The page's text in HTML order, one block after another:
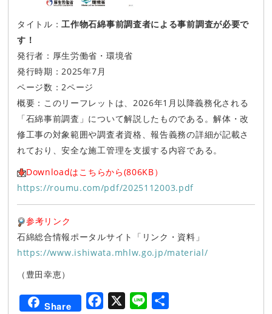
タイトル：工作物石綿事前調査者による事前調査が必要で
す！
発行者：厚生労働省・環境省
発行時期：2025年7月
ページ数：2ページ
概要：このリーフレットは、2026年1月以降義務化される
「石綿事前調査」について解説したものである。解体・改
修工事の対象範囲や調査者資格、報告義務の詳細が記載さ
れており、安全な施工管理を支援する内容である。
Downloadはこちらから(806KB）
https://roumu.com/pdf/2025112003.pdf
参考リンク
石綿総合情報ポータルサイト「リンク・資料」
https://www.ishiwata.mhlw.go.jp/material/
（豊田幸恵）
Share